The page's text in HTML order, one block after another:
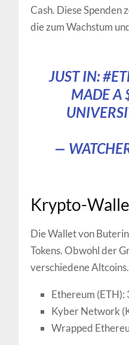
Cash. Diese Spenden
die zum Wachstum
JUST IN:
MADE A
—
Krypto-
Die Wallet von
Tokens. Obwohl der
verschiedene
Ethereum
Kyber Network
Wrapped